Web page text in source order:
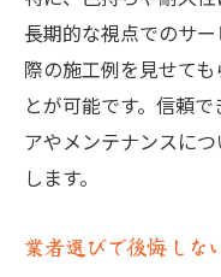
長期的な視点でのサ
際の施工例を見せて
とが可能です。信頼
アやメンテナンスに
します。
業者選びで後悔しな